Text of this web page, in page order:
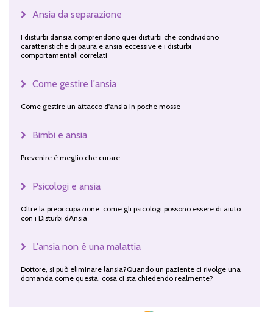
Ansia da separazione
I disturbi dansia comprendono quei disturbi che condividono
caratteristiche di paura e ansia eccessive e i disturbi
comportamentali correlati
Come gestire l'ansia
Come gestire un attacco d'ansia in poche mosse
Bimbi e ansia
Prevenire è meglio che curare
Psicologi e ansia
Oltre la preoccupazione: come gli psicologi possono essere di aiuto
con i Disturbi dAnsia
L'ansia non è una malattia
Dottore, si può eliminare lansia?Quando un paziente ci rivolge una
domanda come questa, cosa ci sta chiedendo realmente?